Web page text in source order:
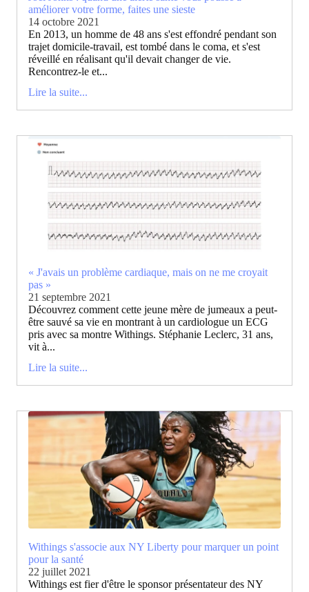
améliorer votre forme, faites une sieste
14 octobre 2021
En 2013, un homme de 48 ans s'est effondré pendant son
trajet domicile-travail, est tombé dans le coma, et s'est
réveillé en réalisant qu'il devait changer de vie.
Rencontrez-le et...
Lire la suite...
« J'avais un problème cardiaque, mais on ne me croyait
pas »
21 septembre 2021
Découvrez comment cette jeune mère de jumeaux a peut-
être sauvé sa vie en montrant à un cardiologue un ECG
pris avec sa montre Withings. Stéphanie Leclerc, 31 ans,
vit à...
Lire la suite...
Withings s'associe aux NY Liberty pour marquer un point
pour la santé
22 juillet 2021
Withings est fier d'être le sponsor présentateur des NY